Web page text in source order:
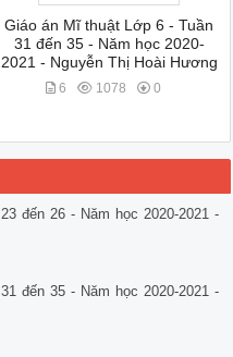
Giáo án Mĩ thuật Lớp 6 - Tuần
31 đến 35 - Năm học 2020-
2021 - Nguyễn Thị Hoài Hương
6 1078 0
đến 26 - Năm học 2020-2021 -
đến 35 - Năm học 2020-2021 -